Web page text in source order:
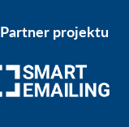
Partner projektu